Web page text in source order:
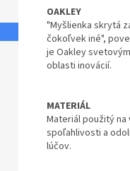
OAKLEY
"Myšlienka skrytá
čokoľvek iné",
je Oakley
oblasti inovácií.
MATERIÁL
Materiál použitý
spoľahlivosti a
lúčov.